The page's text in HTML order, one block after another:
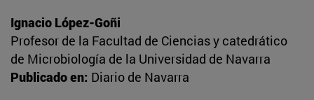
Ignacio López-Goñi
Profesor de la Facultad de Ciencias y catedrático
de Microbiología de la Universidad de Navarra
Publicado en: Diario de Navarra